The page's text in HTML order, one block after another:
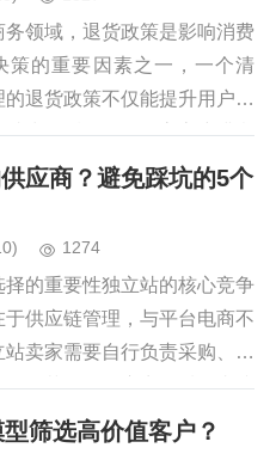
务领域，退货政策是影响消费
策的重要因素之一，一个清
的退货政策不仅能提升用户体
减少售后纠纷，提高客户满意
独立站卖家来说，如何设置合
应商？避免踩坑的5个
1274
择的重要性独立站的核心竞争
于供应链管理，与平台电商不
站卖家需要自行负责采购、库
等环节，而供应商的质量直接
个关键因素：产品质量：供
筛选高价值客户？